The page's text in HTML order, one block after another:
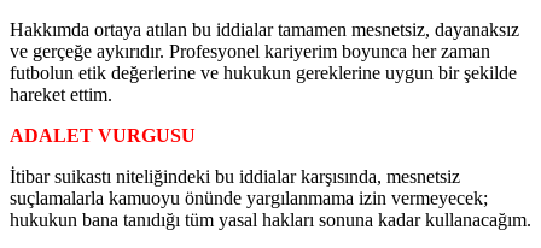
Hakkımda ortaya atılan bu iddialar tamamen mesnetsiz, dayanaksız
ve gerçeğe aykırıdır. Profesyonel kariyerim boyunca her zaman
futbolun etik değerlerine ve hukukun gereklerine uygun bir şekilde
hareket ettim.
ADALET VURGUSU
İtibar suikastı niteliğindeki bu iddialar karşısında, mesnetsiz
suçlamalarla kamuoyu önünde yargılanmama izin vermeyecek;
hukukun bana tanıdığı tüm yasal hakları sonuna kadar kullanacağım.